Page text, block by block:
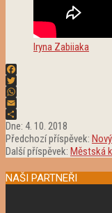
Iryna Zabiiaka
Facebook
Twitter
WhatsApp
Email
Share
2018-
10-
04
Dne: 4. 10. 2018
Předchozí příspěvek:
Další příspěvek: Městská
NAŠI PARTNEŘI